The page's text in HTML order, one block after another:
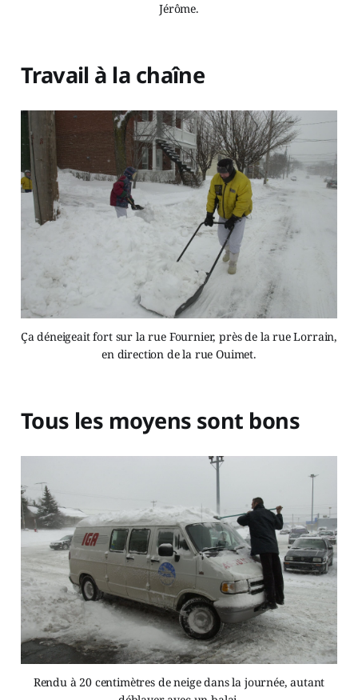
Jérôme.
Travail à la chaîne
Ça déneigeait fort sur la rue Fournier, près de la rue Lorrain,
en direction de la rue Ouimet.
Tous les moyens sont bons
Rendu à 20 centimètres de neige dans la journée, autant